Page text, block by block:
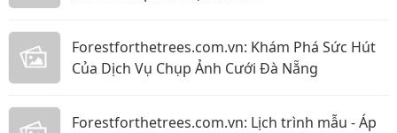
Forestforthetrees.com.vn: Khám Phá Sức Hút
Của Dịch Vụ Chụp Ảnh Cưới Đà Nẵng
Forestforthetrees.com.vn: Lịch trình mẫu - Áp